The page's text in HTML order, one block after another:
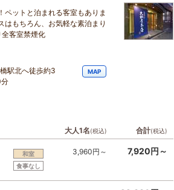
ペットと泊まれる客室もありま
もちろん、お気軽な素泊まり
客室禁煙化
駅北へ徒歩約3
MAP
大人1名(税込) 合計(税込)
和室
食事なし
3,960円～ 7,920円～